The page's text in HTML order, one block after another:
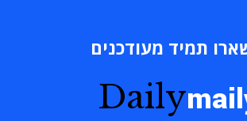
תמיד מעודכנים
Daily